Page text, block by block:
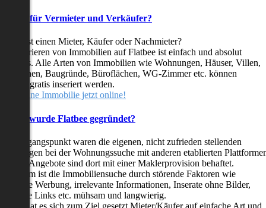
für Vermieter und Verkäufer?
suchst einen Mieter, Käufer oder Nachmieter?
Inserieren von Immobilien auf Flatbee ist einfach und absolut
Alle Arten von Immobilien wie Wohnungen, Häuser, Villen,
Baugründe, Büroflächen, WG-Zimmer etc. können
gratis inseriert werden.
deine Immobilie jetzt online!
wurde Flatbee gegründet?
Ausgangspunkt waren die eigenen, nicht zufrieden stellenden
bei der Wohnungssuche mit anderen etablierten
alle Angebote sind dort mit einer Maklerprovision behaftet.
ist die Immobiliensuche durch störende Faktoren wie
Werbung, irrelevante Informationen, Inserate ohne Bilder,
Links etc. mühsam und langwierig.
hat es sich zum Ziel gesetzt Mieter/Käufer auf einfache Art und